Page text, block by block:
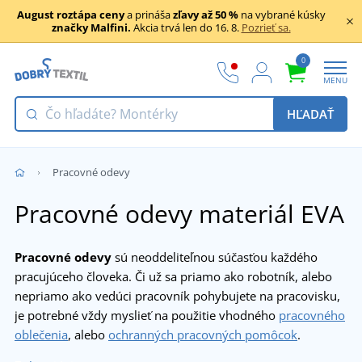
August roztápa cenya prinášazľavy až 50 %na vybrané kúsky
značky Malfini. Akcia trvá len do 16. 8. Pozrieť sa.
0
MENU
HĽADAŤ
Pracovné odevy
Pracovné odevy materiál EVA
Pracovné odevy sú neoddeliteľnou súčasťou každého
pracujúceho človeka. Či už sa priamo ako robotník, alebo
nepriamo ako vedúci pracovník pohybujete na pracovisku,
je potrebné vždy myslieť na použitie vhodného pracovného
oblečenia, alebo ochranných pracovných pomôcok.